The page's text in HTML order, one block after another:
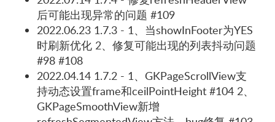
后可能出现异常的问题 #109
2022.06.23 1.7.3 - 1、当showInFooter为YES
时刷新优化 2、修复可能出现的列表抖动问题
#98 #108
2022.04.14 1.7.2 - 1、GKPageScrollView支
持动态设置frame和ceilPointHeight #104 2、
GKPageSmoothView新增